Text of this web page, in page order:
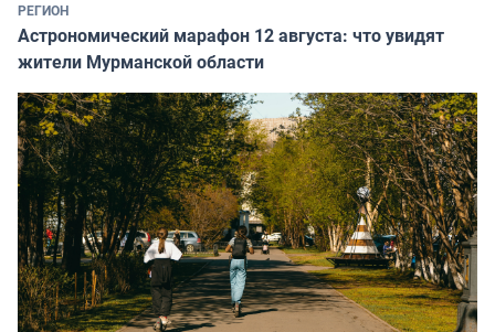
РЕГИОН
Астрономический марафон 12 августа: что увидят
жители Мурманской области